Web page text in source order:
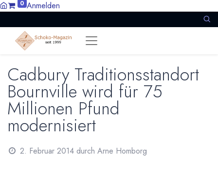
0 Anmelden
Cadbury Traditionsstandort
Bournville wird für 75
Millionen Pfund
modernisiert
2. Februar 2014 durch Arne Homborg